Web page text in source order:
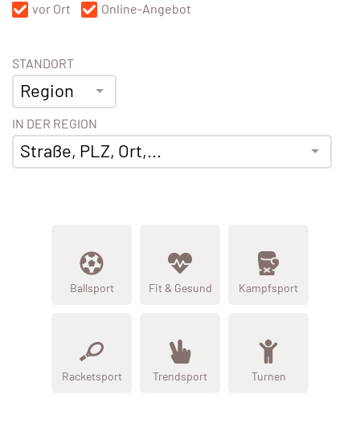
vor Ort
Online-Angebot
STANDORT
Region
IN DER REGION
Straße, PLZ, Ort,...
Ballsport Fit & Gesund Kampfsport
Racketsport Trendsport Turnen